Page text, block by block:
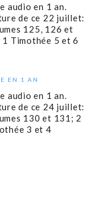
audio en 1 an.
de ce 22 juillet:
125, 126 et
1 Timothée 5 et 6
EN 1 AN
audio en 1 an.
de ce 24 juillet:
130 et 131; 2
3 et 4